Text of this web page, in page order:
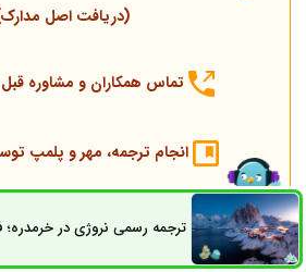
(دریافت اصل
تماس همکاران و مشاوره قبل
انجام ترجمه، مهر و پلمپ
ارسال به دادگستری و
ترجمه رسمی نروژی در خرمدره؛راه های ارتباطی